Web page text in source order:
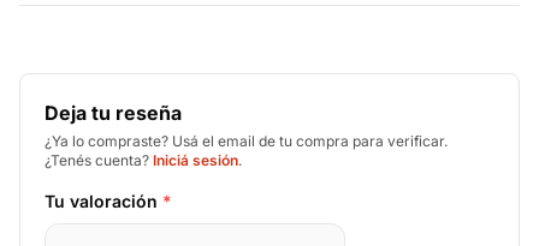
Deja tu reseña
¿Ya lo compraste? Usá el email de tu compra para verificar.
¿Tenés cuenta? Iniciá sesión.
Tu valoración *